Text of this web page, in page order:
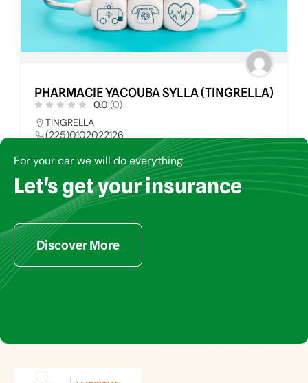
PHARMACIE YACOUBA SYLLA (TINGRELLA)
0.0 (0)
TINGRELLA
(225)0102022126
PHARMACIE 34
For your car we will do everything
Let's get your insurance
Discover More